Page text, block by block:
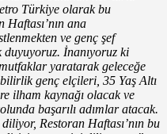
Türkiye olarak bu
ana
ve genç şef
duyuyoruz. İnanıyoruz ki
yaratarak geleceğe
genç elçileri, 35 Yaş Altı
ilham kaynağı olacak ve
başarılı adımlar atacak.
Restoran Haftası’nın bu